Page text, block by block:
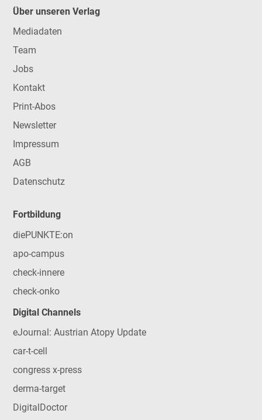
Über unseren Verlag
Mediadaten
Team
Jobs
Kontakt
Print-Abos
Newsletter
Impressum
AGB
Datenschutz
Fortbildung
diePUNKTE:on
apo-campus
check-innere
check-onko
Digital Channels
eJournal: Austrian Atopy Update
car-t-cell
congress x-press
derma-target
DigitalDoctor